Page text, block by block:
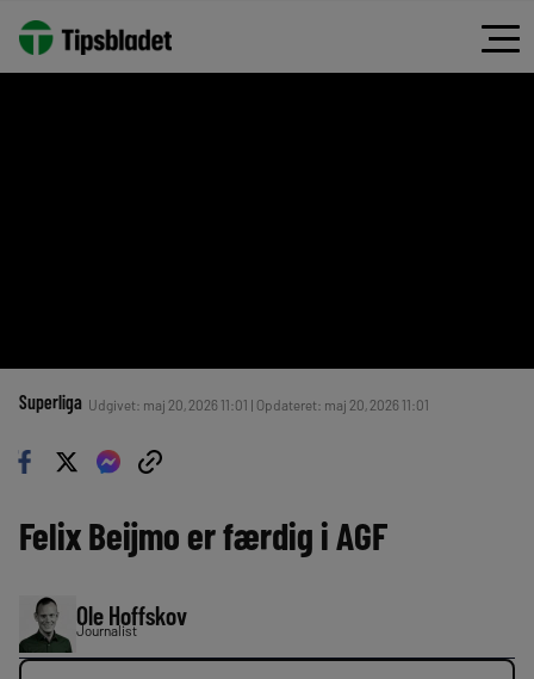
Superliga Udgivet: maj 20, 2026 11:01 | Opdateret: maj 20, 2026 11:01
Felix Beijmo er færdig i AGF
Ole Hoffskov
Journalist